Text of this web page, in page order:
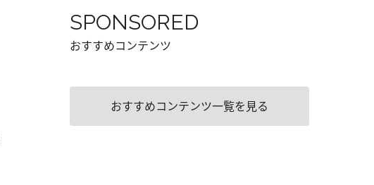
SPONSORED
おすすめコンテンツ
おすすめコンテンツ一覧を見る